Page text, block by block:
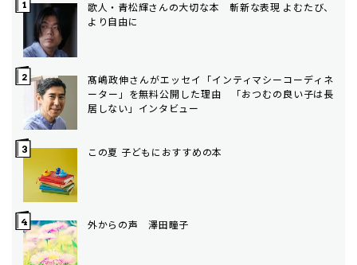
歌人・青松輝さんの大切な本 斬新な表現 よむたび、
より自由に
髙嶋政伸さんがエッセイ「インティマシーコーディネ
ーター」を無料公開した理由 「おつむの良い子は長
居しない」インタビュー
この夏 子どもにおすすめの本
外からの声 澤田瞳子